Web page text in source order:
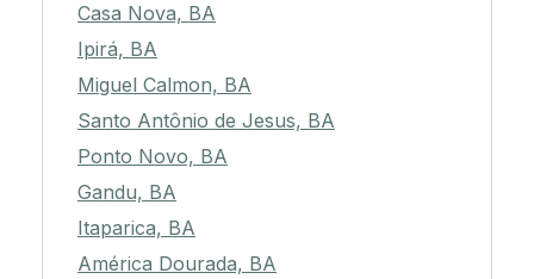
Casa Nova, BA
Ipirá, BA
Miguel Calmon, BA
Santo Antônio de Jesus, BA
Ponto Novo, BA
Gandu, BA
Itaparica, BA
América Dourada, BA